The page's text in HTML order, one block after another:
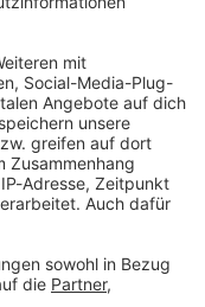
sagen?
930-339315/1